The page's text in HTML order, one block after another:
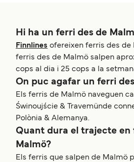
Hi ha un ferri des de
Finnlines ofereixen ferris des de
ferris des de Malmö salpen
cops al dia i 25 cops a la
On puc agafar un ferri
Els ferris de Malmö naveguen
Świnoujście & Travemünde
Polònia & Alemanya.
Quant dura el trajecte en
Malmö?
Els ferris que salpen de Malmö